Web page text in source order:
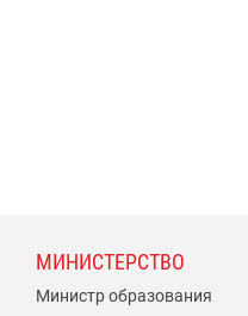
МИНИСТЕРСТВО
Министр образования